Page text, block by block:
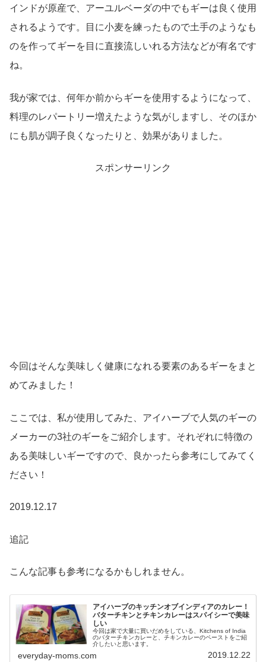
インドが原産で、アーユルベーダの中でもギーは良く使用
されるようです。目に小麦を練ったもので土手のようなも
のを作ってギーを目に直接流しいれる方法などが有名です
ね。
我が家では、何年か前からギーを使用するようになって、
料理のレパートリー増えたような気がしますし、そのほか
にも肌が調子良くなったりと、効果がありました。
スポンサーリンク
今回はそんな美味しく健康になれる要素のあるギーをまと
めてみました！
ここでは、私が使用してみた、アイハーブで人気のギーの
メーカーの3社のギーをご紹介します。それぞれに特徴の
ある美味しいギーですので、良かったら参考にしてみてく
ださい！
2019.12.17
追記
こんな記事も参考になるかもしれません。
アイハーブのキッチンオブインディアのカレー！
バターチキンとチキンカレーはスパイシーで美味
しい
今回は家で大量に買いだめをしている、Kitchens of India
のバターチキンカレーと、チキンカレーのペーストをご紹
介したいと思います。
everyday-moms.com 2019.12.22